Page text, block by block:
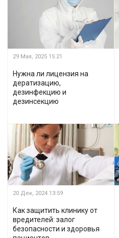
29 Мая, 2025 15:21
Нужна ли лицензия на
дератизацию,
дезинфекцию и
дезинсекцию
20 Дек, 2024 13:59
Как защитить клинику от
вредителей: залог
безопасности и здоровья